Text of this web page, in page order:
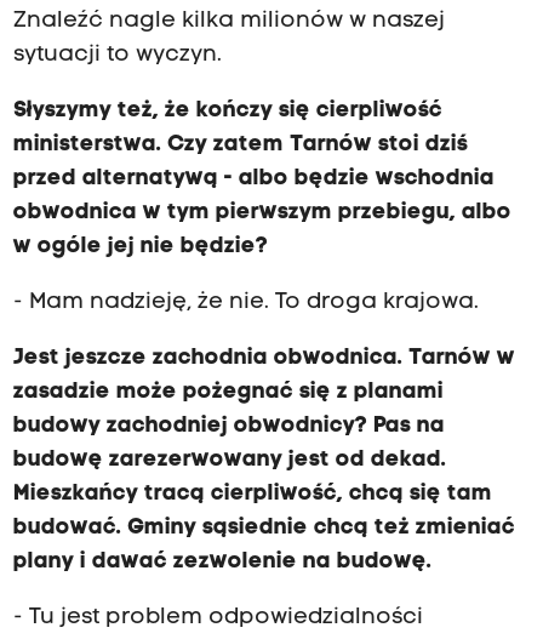
Znaleźć nagle kilka milionów w naszej
sytuacji to wyczyn.
Słyszymy też, że kończy się cierpliwość
ministerstwa. Czy zatem Tarnów stoi dziś
przed alternatywą - albo będzie wschodnia
obwodnica w tym pierwszym przebiegu, albo
w ogóle jej nie będzie?
- Mam nadzieję, że nie. To droga krajowa.
Jest jeszcze zachodnia obwodnica. Tarnów w
zasadzie może pożegnać się z planami
budowy zachodniej obwodnicy? Pas na
budowę zarezerwowany jest od dekad.
Mieszkańcy tracą cierpliwość, chcą się tam
budować. Gminy sąsiednie chcą też zmieniać
plany i dawać zezwolenie na budowę.
- Tu jest problem odpowiedzialności